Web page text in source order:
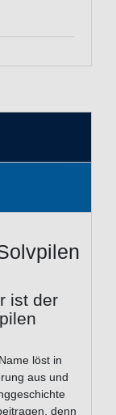
ist der
löst in
aus und
denn